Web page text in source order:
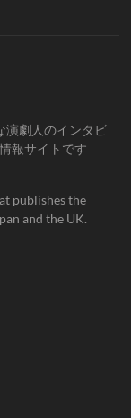
演劇人のインタビ
報サイトです
publishes the
and the UK.